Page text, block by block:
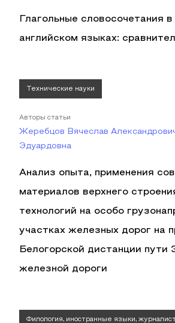
Глагольные словосочетания
английском языках:
Технические науки
Авторы статьи
Жеребцов Вячеслав
Эдуардовна
Анализ опыта, применения
материалов верхнего
технологий на особо
участках железных дорог на
Белогорской дистанции пути
железной дороги
Филология, иностранные языки,